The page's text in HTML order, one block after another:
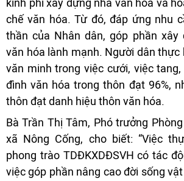
kinh phí xây dựng nhà văn hóa và
chế văn hóa. Từ đó, đáp ứng nhu
thần của Nhân dân, góp phần xây
văn hóa lành mạnh. Người dân thực
văn minh trong việc cưới, việc
đình văn hóa trong thôn đạt 96%,
thôn đạt danh hiệu thôn văn hóa.
Bà Trần Thị Tâm, Phó trưởng
xã Nông Cống, cho biết: “Việc
phong trào TDĐKXDĐSVH có tác
việc góp phần nâng cao đời sống